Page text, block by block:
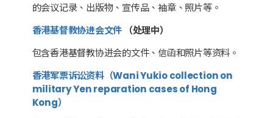
的会议记录、出版物、宣传品、袖章、照片等。
香港基督教协进会文件 （处理中）
包含香港基督教协进会的文件、信函和照片等资料。
香港军票诉讼资料（Wani Yukio collection on
military Yen reparation cases of Hong
Kong）